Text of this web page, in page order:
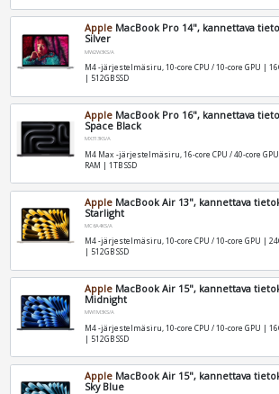
Apple MacBook Pro 14", kannettava
Silver
MW2W3KS/A
M4 -järjestelmäsiru, 10-core CPU / 10-core GPU |
| 512GB SSD
Apple MacBook Pro 16", kannettava
Space Black
MX313KS/A
M4 Max -järjestelmäsiru, 16-core CPU / 40-core
RAM | 1TB SSD
Apple MacBook Air 13", kannettava
Starlight
MC6A4KS/A
M4 -järjestelmäsiru, 10-core CPU / 10-core GPU |
| 512GB SSD
Apple MacBook Air 15", kannettava
Midnight
MW1M3KS/A
M4 -järjestelmäsiru, 10-core CPU / 10-core GPU |
| 512GB SSD
Apple MacBook Air 15", kannettava
Sky Blue